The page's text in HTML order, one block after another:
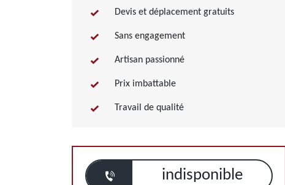
Devis et déplacement gratuits
Sans engagement
Artisan passionné
Prix imbattable
Travail de qualité
indisponible